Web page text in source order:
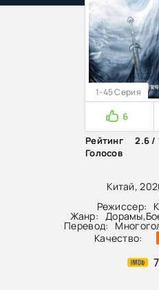
Китай,
Режиссер:
Жанр: Дорамы,
Перевод:
Качество:
1-45 Серия
6
Рейтинг
2.6 /
Голосов